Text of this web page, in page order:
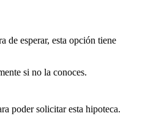
de esperar, esta opción tiene
si no la conoces.
poder solicitar esta hipoteca.